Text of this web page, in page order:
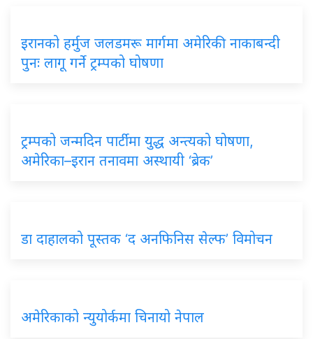
इरानको हर्मुज जलडमरू मार्गमा अमेरिकी नाकाबन्दी
पुनः लागू गर्ने ट्रम्पको घोषणा
ट्रम्पको जन्मदिन पार्टीमा युद्ध अन्त्यको घोषणा,
अमेरिका–इरान तनावमा अस्थायी ‘ब्रेक’
डा दाहालको पूस्तक ‘द अनफिनिस सेल्फ’ विमोचन
अमेरिकाको न्युयोर्कमा चिनायो नेपाल